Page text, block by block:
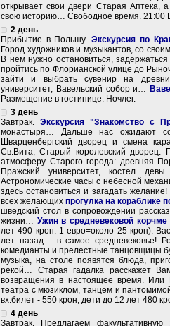
открывает свои двери Старая Аптека,
свою историю… Свободное время. 21:00
2 день
Прибытие в Польшу.Экскурсия по
Город художников и музыкантов, cо
В нем нужно остановиться,
пройтись по Флорианской улице до
зайти и выбрать сувенир на
университет, Вавельский собор и…
Размещение в гостинице. Ночлег.
3 день
Завтрак. Экскурсия "Знакомство с
монастыря… Дальше нас ожидают
Шварценбергский дворец и смена
Св.Вита, Старый королевский дворец.
атмосферу Старого города: древняя
Пражский университет, костел
Астрономические часы с небесной
здесь остановиться и загадать
всех желающихпрогулка на кораблике
шведский стол в сопровождении
жизни… Ужин в средневековой
лет 490 крон. 1 евро=около 25 крон).
лет назад… в самое средневековье!
комедианты и прелестные танцовщицы
музыка, на столе появятся блюда,
рекой… Старая гадалка расскажет
возвращения в настоящее время. Или
театра с мюзиклом, танцем и
вх.билет - 550 крон, дети до 12 лет 480
4 день
Завтрак. Предлагаем факультативную